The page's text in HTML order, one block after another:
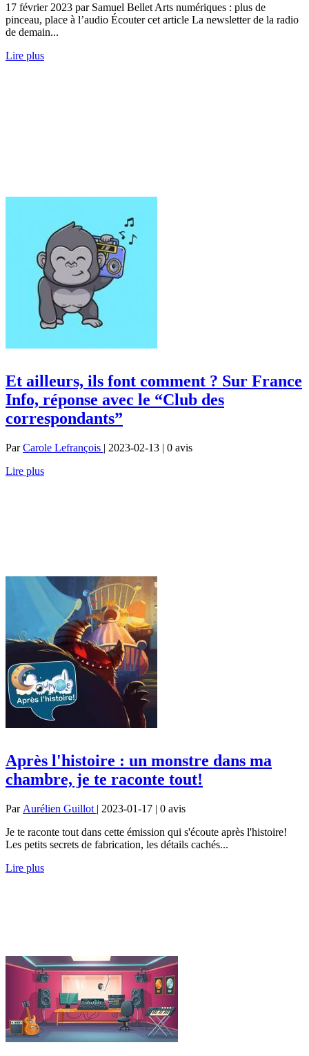
17 février 2023 par Samuel Bellet Arts numériques : plus de
pinceau, place à l’audio Écouter cet article La newsletter de la radio
de demain...
Lire plus
Et ailleurs, ils font comment ? Sur France
Info, réponse avec le “Club des
correspondants”
ParCarole Lefrançois | 2023-02-13 | 0 avis
Lire plus
Après l'histoire : un monstre dans ma
chambre, je te raconte tout!
Par Aurélien Guillot | 2023-01-17 | 0 avis
Je te raconte tout dans cette émission qui s'écoute après l'histoire!
Les petits secrets de fabrication, les détails cachés...
Lire plus